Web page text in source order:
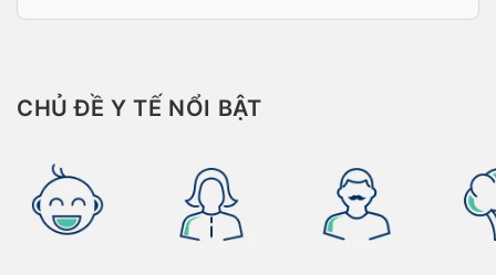
CHỦ ĐỀ Y TẾ NỔI BẬT